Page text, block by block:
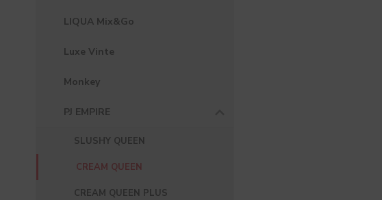
LIQUA Mix&Go
Luxe Vinte
Monkey
PJ EMPIRE
SLUSHY QUEEN
CREAM QUEEN
CREAM QUEEN PLUS